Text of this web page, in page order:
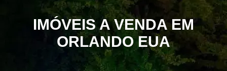
IMÓVEIS A VENDA EM
ORLANDO EUA